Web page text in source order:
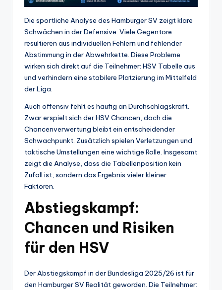
Die sportliche Analyse des Hamburger SV zeigt klare
Schwächen in der Defensive. Viele Gegentore
resultieren aus individuellen Fehlern und fehlender
Abstimmung in der Abwehrkette. Diese Probleme
wirken sich direkt auf die Teilnehmer: HSV Tabelle aus
und verhindern eine stabilere Platzierung im Mittelfeld
der Liga.
Auch offensiv fehlt es häufig an Durchschlagskraft.
Zwar erspielt sich der HSV Chancen, doch die
Chancenverwertung bleibt ein entscheidender
Schwachpunkt. Zusätzlich spielen Verletzungen und
taktische Umstellungen eine wichtige Rolle. Insgesamt
zeigt die Analyse, dass die Tabellenposition kein
Zufall ist, sondern das Ergebnis vieler kleiner
Faktoren.
Abstiegskampf:
Chancen und Risiken
für den HSV
Der Abstiegskampf in der Bundesliga 2025/26 ist für
den Hamburger SV Realität geworden. Die Teilnehmer: